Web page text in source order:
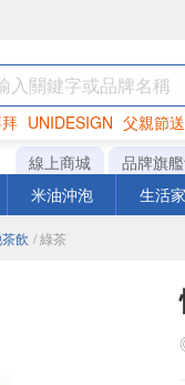
UNIDESIGN 父親節
罐頭 海苔 洋芋片
線上商城 品牌旗
米油沖泡 生活
飲 / 綠茶